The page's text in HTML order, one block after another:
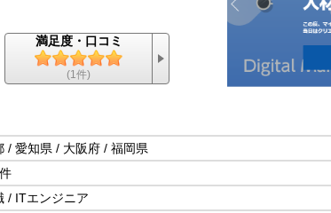
満足度・口コミ
(1件)
/ 愛知県 / 大阪府 / 福岡県
/ ITエンジニア